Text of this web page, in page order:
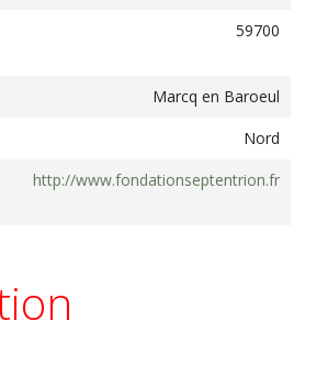
59700
Marcq en Baroeul
Nord
http://www.fondationseptentrion.fr